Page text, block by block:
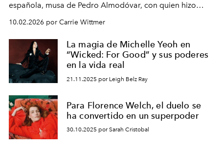
española, musa de Pedro Almodóvar, con quien hizo
Barcelona", ha dividido su tiempo entre Europa y
Estados Unidos. Su nueva película, "¡La novia!", está
dirigida por Maggie Gyllenhaal.
10.02.2026 por Carrie Wittmer
La magia de Michelle Yeoh en
“Wicked: For Good” y sus poderes
en la vida real
21.11.2025 por Leigh Belz Ray
Para Florence Welch, el duelo se
ha convertido en un superpoder
30.10.2025 por Sarah Cristobal